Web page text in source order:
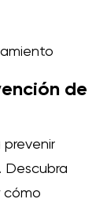
de
prevenir
Descubra
cómo